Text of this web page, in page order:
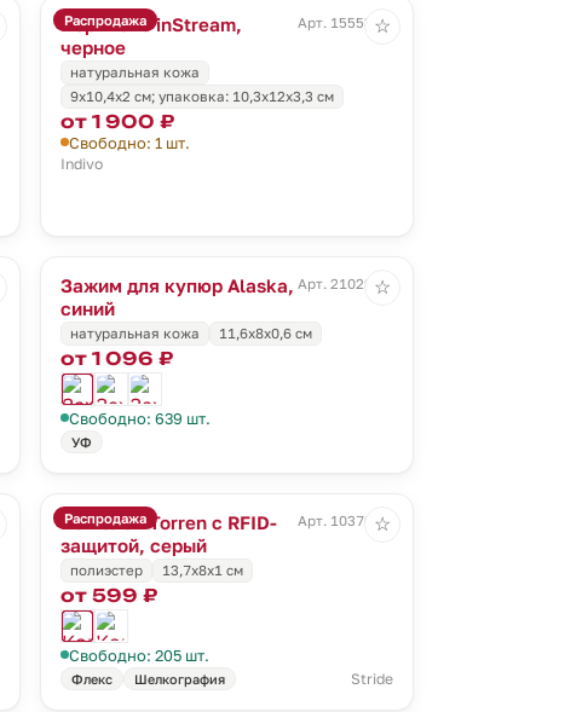
Распродажа
Портмоне inStream,
черное
Арт. 15553.30
натуральная кожа
9х10,4х2 см; упаковка: 10,3х12х3,3 см
от 1 900 ₽
Свободно: 1 шт.
Indivo
☆
Зажим для купюр Alaska,
синий
Арт. 21029.40
натуральная кожа 11,6х8х0,6 см
от 1 096 ₽
Свободно: 639 шт.
УФ
☆
Распродажа
Кошелек Torren с RFID-
защитой, серый
Арт. 10370.10
полиэстер 13,7х8х1 см
от 599 ₽
Свободно: 205 шт.
Флекс Шелкография Stride
☆